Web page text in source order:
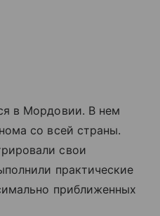
в Мордовии. В нем
со всей страны.
свои
практические
приближенных